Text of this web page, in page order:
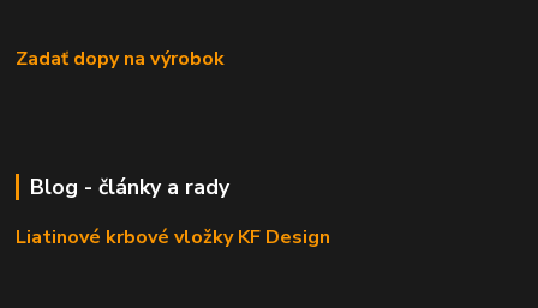
Zadať dopy na výrobok
Blog - články a rady
Liatinové krbové vložky KF Design